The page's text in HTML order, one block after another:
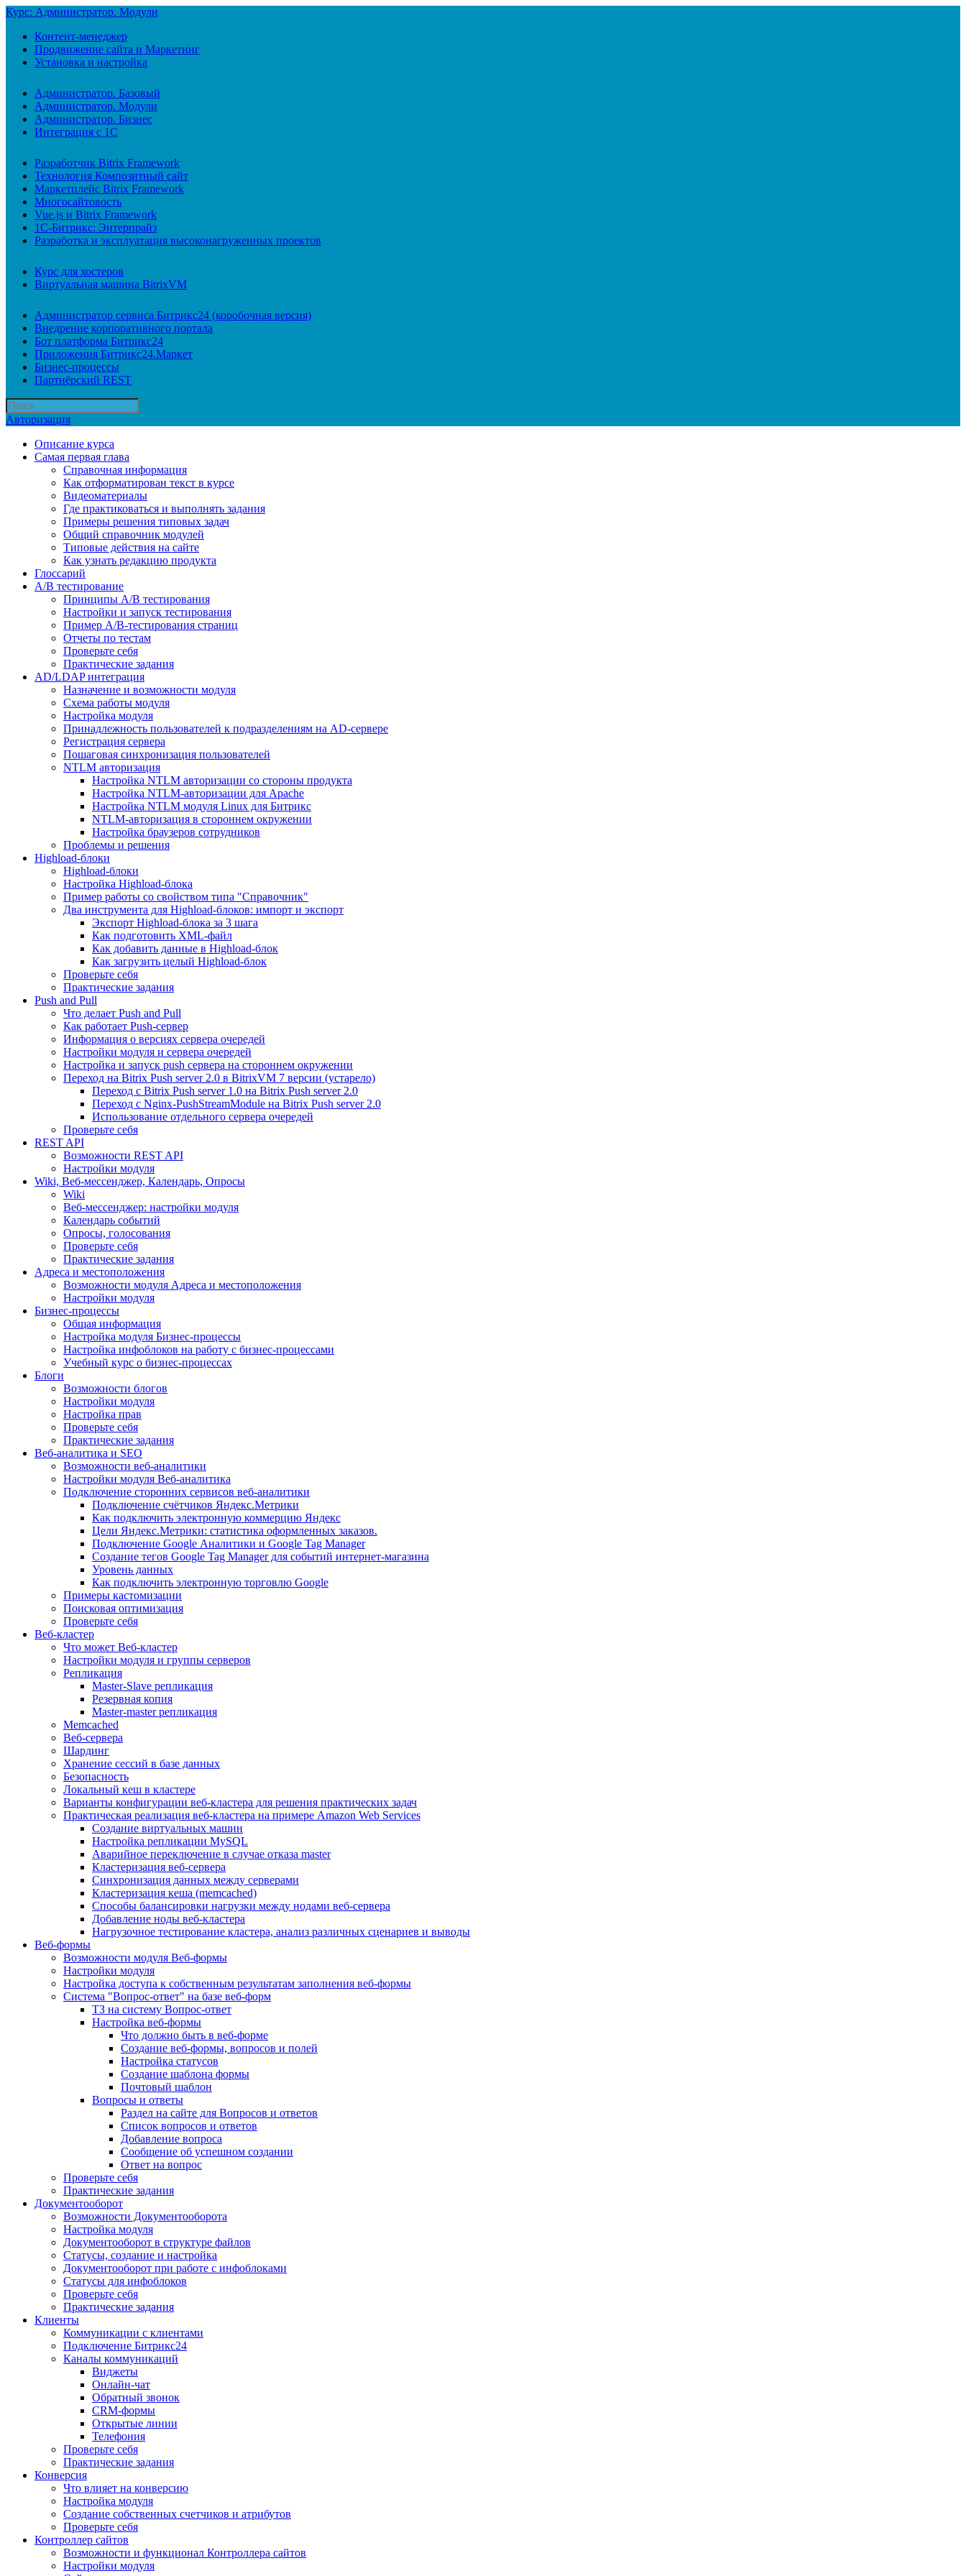
Курс: Администратор. Модули
Контент-менеджер
Продвижение сайта и Маркетинг
Установка и настройка
Администратор. Базовый
Администратор. Модули
Администратор. Бизнес
Интеграция с 1С
Разработчик Bitrix Framework
Технология Композитный сайт
Маркетплейс Bitrix Framework
Многосайтовость
Vue.js и Bitrix Framework
1С-Битрикс: Энтерпрайз
Разработка и эксплуатация высоконагруженных проектов
Курс для хостеров
Виртуальная машина BitrixVM
Администратор сервиса Битрикс24 (коробочная версия)
Внедрение корпоративного портала
Бот платформа Битрикс24
Приложения Битрикс24.Маркет
Бизнес-процессы
Партнёрский REST
Авторизация
Описание курса
Самая первая глава
Справочная информация
Как отформатирован текст в курсе
Видеоматериалы
Где практиковаться и выполнять задания
Примеры решения типовых задач
Общий справочник модулей
Типовые действия на сайте
Как узнать редакцию продукта
Глоссарий
A/B тестирование
Принципы A/B тестирования
Настройки и запуск тестирования
Пример A/B-тестирования страниц
Отчеты по тестам
Проверьте себя
Практические задания
AD/LDAP интеграция
Назначение и возможности модуля
Схема работы модуля
Настройка модуля
Принадлежность пользователей к подразделениям на AD-сервере
Регистрация сервера
Пошаговая синхронизация пользователей
NTLM авторизация
Настройка NTLM авторизации со стороны продукта
Настройка NTLM-авторизации для Apache
Настройка NTLM модуля Linux для Битрикс
NTLM-авторизация в стороннем окружении
Настройка браузеров сотрудников
Проблемы и решения
Highload-блоки
Highload-блоки
Настройка Highload-блока
Пример работы со свойством типа "Справочник"
Два инструмента для Highload-блоков: импорт и экспорт
Экспорт Highload-блока за 3 шага
Как подготовить XML-файл
Как добавить данные в Highload-блок
Как загрузить целый Highload-блок
Проверьте себя
Практические задания
Push and Pull
Что делает Push and Pull
Как работает Push-сервер
Информация о версиях сервера очередей
Настройки модуля и сервера очередей
Настройка и запуск push сервера на стороннем окружении
Переход на Bitrix Push server 2.0 в BitrixVM 7 версии (устарело)
Переход с Bitrix Push server 1.0 на Bitrix Push server 2.0
Переход с Nginx-PushStreamModule на Bitrix Push server 2.0
Использование отдельного сервера очередей
Проверьте себя
REST API
Возможности REST API
Настройки модуля
Wiki, Веб-мессенджер, Календарь, Опросы
Wiki
Веб-мессенджер: настройки модуля
Календарь событий
Опросы, голосования
Проверьте себя
Практические задания
Адреса и местоположения
Возможности модуля Адреса и местоположения
Настройки модуля
Бизнес-процессы
Общая информация
Настройка модуля Бизнес-процессы
Настройка инфоблоков на работу с бизнес-процессами
Учебный курс о бизнес-процессах
Блоги
Возможности блогов
Настройки модуля
Настройка прав
Проверьте себя
Практические задания
Веб-аналитика и SEO
Возможности веб-аналитики
Настройки модуля Веб-аналитика
Подключение сторонних сервисов веб-аналитики
Подключение счётчиков Яндекс.Метрики
Как подключить электронную коммерцию Яндекс
Цели Яндекс.Метрики: статистика оформленных заказов.
Подключение Google Аналитики и Google Tag Manager
Создание тегов Google Tag Manager для событий интернет-магазина
Уровень данных
Как подключить электронную торговлю Google
Примеры кастомизации
Поисковая оптимизация
Проверьте себя
Веб-кластер
Что может Веб-кластер
Настройки модуля и группы серверов
Репликация
Master-Slave репликация
Резервная копия
Master-master репликация
Memcached
Веб-сервера
Шардинг
Хранение сессий в базе данных
Безопасность
Локальный кеш в кластере
Варианты конфигурации веб-кластера для решения практических задач
Практическая реализация веб-кластера на примере Amazon Web Services
Создание виртуальных машин
Настройка репликации MySQL
Аварийное переключение в случае отказа master
Кластеризация веб-сервера
Синхронизация данных между серверами
Кластеризация кеша (memcached)
Способы балансировки нагрузки между нодами веб-сервера
Добавление ноды веб-кластера
Нагрузочное тестирование кластера, анализ различных сценариев и выводы
Веб-формы
Возможности модуля Веб-формы
Настройки модуля
Настройка доступа к собственным результатам заполнения веб-формы
Система "Вопрос-ответ" на базе веб-форм
ТЗ на систему Вопрос-ответ
Настройка веб-формы
Что должно быть в веб-форме
Создание веб-формы, вопросов и полей
Настройка статусов
Создание шаблона формы
Почтовый шаблон
Вопросы и ответы
Раздел на сайте для Вопросов и ответов
Список вопросов и ответов
Добавление вопроса
Сообщение об успешном создании
Ответ на вопрос
Проверьте себя
Практические задания
Документооборот
Возможности Документооборота
Настройка модуля
Документооборот в структуре файлов
Статусы, создание и настройка
Документооборот при работе с инфоблоками
Статусы для инфоблоков
Проверьте себя
Практические задания
Клиенты
Коммуникации с клиентами
Подключение Битрикс24
Каналы коммуникаций
Виджеты
Онлайн-чат
Обратный звонок
CRM-формы
Открытые линии
Телефония
Проверьте себя
Практические задания
Конверсия
Что влияет на конверсию
Настройка модуля
Создание собственных счетчиков и атрибутов
Проверьте себя
Контроллер сайтов
Возможности и функционал Контроллера сайтов
Настройки модуля